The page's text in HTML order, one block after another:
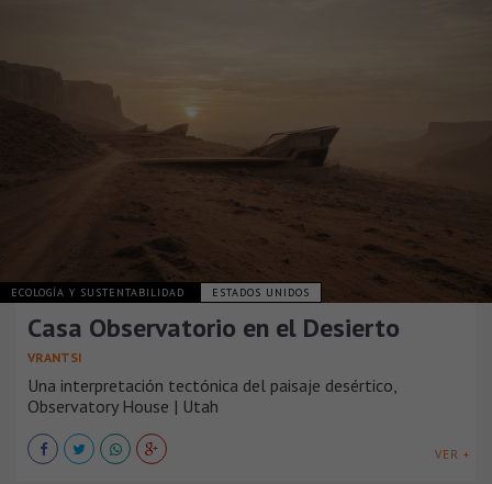
ECOLOGÍA Y SUSTENTABILIDAD ESTADOS UNIDOS
Casa Observatorio en el Desierto
VRANTSI
Una interpretación tectónica del paisaje desértico,
Observatory House | Utah
VER +